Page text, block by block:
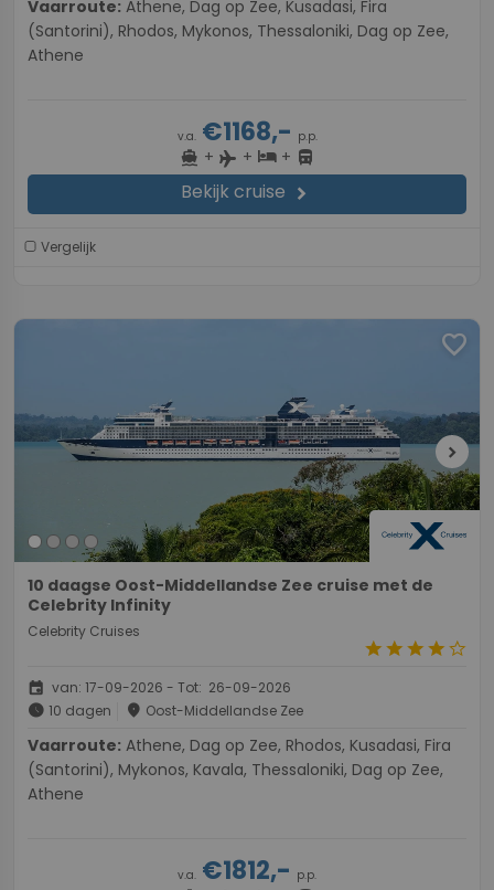
Vaarroute:
(Santorini), Rhodos, Mykonos, Thessaloniki, Dag op Zee,
Athene
v.a.€1168,- p.p.
directions_boat + flight + hotel+ directions_bus
Bekijk cruise chevron_right
Vergelijk
favorite
chevron_right
10 daagse Oost-Middellandse Zee cruise met de
Celebrity Infinity
Celebrity Cruises
starstarstarstarstar_border
event van: 17-09-2026 - Tot: 26-09-2026
schedule 10 dagen place Oost-Middellandse Zee
Vaarroute:
(Santorini), Mykonos, Kavala, Thessaloniki, Dag op Zee,
Athene
v.a. €1812,- p.p.